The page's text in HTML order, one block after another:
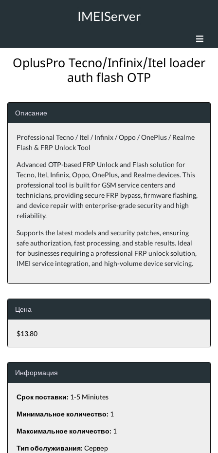
IMEIServer
OplusPro Tecno/Infinix/Itel loader
auth flash OTP
Описание
Professional Tecno / Itel / Infinix / Oppo / OnePlus / Realme
Flash & FRP Unlock Tool
Advanced OTP-based FRP Unlock and Flash solution for
Tecno, Itel, Infinix, Oppo, OnePlus, and Realme devices. This
professional tool is built for GSM service centers and
technicians, providing secure FRP bypass, firmware flashing,
and device repair with enterprise-grade security and high
reliability.
Supports the latest models and security patches, ensuring
safe authorization, fast processing, and stable results. Ideal
for businesses requiring a professional FRP unlock solution,
IMEI service integration, and high-volume device servicing.
Цена
$13.80
Информация
Срок поставки: 1-5 Miniutes
Минимальное количество: 1
Максимальное количество: 1
Тип обслуживания: Сервер